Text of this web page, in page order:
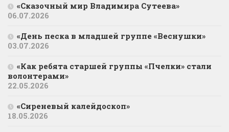
«Сказочный мир Владимира Сутеева»
06.07.2026
«День песка в младшей группе «Веснушки»
03.07.2026
«Как ребята старшей группы «Пчелки» стали
волонтерами»
22.05.2026
«Сиреневый калейдоскоп»
18.05.2026